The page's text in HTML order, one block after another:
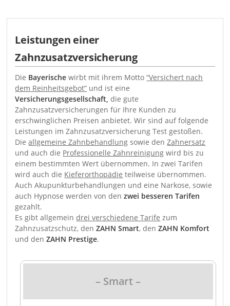
Leistungen einer
Zahnzusatzversicherung
Die Bayerische wirbt mit ihrem Motto“Versichert nach
dem Reinheitsgebot” und ist eine
Versicherungsgesellschaft, die gute
Zahnzusatzversicherungen für Ihre Kunden zu
erschwinglichen Preisen anbietet. Wir sind auf folgende
Leistungen im Zahnzusatzversicherung Test gestoßen.
Dieallgemeine Zahnbehandlung sowie denZahnersatz
und auch die Professionelle Zahnreinigung wird bis zu
einem bestimmten Wert übernommen. In zwei Tarifen
wird auch die Kieferorthopädie teilweise übernommen.
Auch Akupunkturbehandlungen und eine Narkose, sowie
auch Hypnose werden von denzwei besseren Tarifen
gezahlt.
Es gibt allgemeindrei verschiedene Tarife zum
Zahnzusatzschutz, denZAHN Smart, denZAHN Komfort
und den ZAHN Prestige.
– Smart –